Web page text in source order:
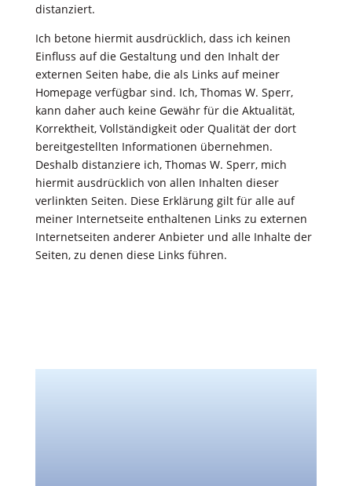
distanziert.
Ich betone hiermit ausdrücklich, dass ich keinen
Einfluss auf die Gestaltung und den Inhalt der
externen Seiten habe, die als Links auf meiner
Homepage verfügbar sind. Ich, Thomas W. Sperr,
kann daher auch keine Gewähr für die Aktualität,
Korrektheit, Vollständigkeit oder Qualität der dort
bereitgestellten Informationen übernehmen.
Deshalb distanziere ich, Thomas W. Sperr, mich
hiermit ausdrücklich von allen Inhalten dieser
verlinkten Seiten. Diese Erklärung gilt für alle auf
meiner Internetseite enthaltenen Links zu externen
Internetseiten anderer Anbieter und alle Inhalte der
Seiten, zu denen diese Links führen.